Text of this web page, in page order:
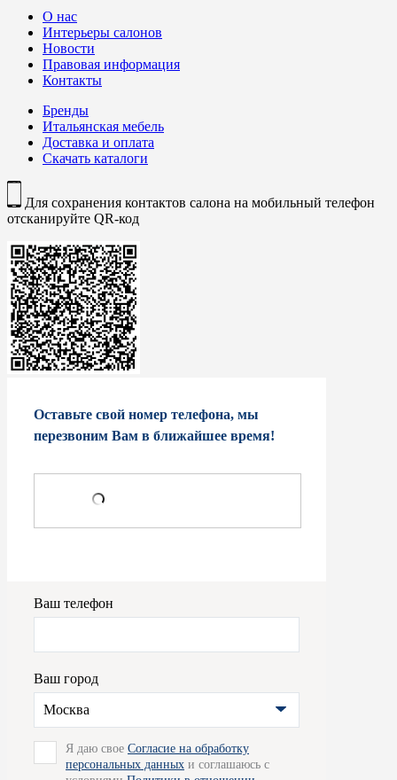
О нас
Интерьеры салонов
Новости
Правовая информация
Контакты
Бренды
Итальянская мебель
Доставка и оплата
Скачать каталоги
Для сохранения контактов салона на мобильный телефон
отсканируйте QR-код
Оставьте свой номер телефона, мы
перезвоним Вам в ближайшее время!
Ваш телефон
Ваш город
Москва
Я даю свое Согласие на обработку
персональных данных и соглашаюсь с